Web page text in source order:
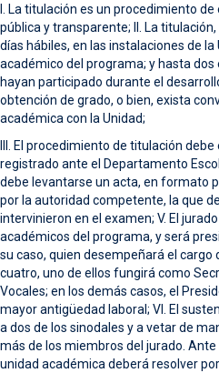
I. La titulación es un procedimiento
pública y transparente; II. La
días hábiles, en las instalaciones de
académico del programa; y hasta
hayan participado durante el
obtención de grado, o bien, exista
académica con la Unidad;
III. El procedimiento de titulación
registrado ante el Departamento
debe levantarse un acta, en formato
por la autoridad competente, la que
intervinieron en el examen; V. El
académicos del programa, y será
su caso, quien desempeñará el cargo
cuatro, uno de ellos fungirá como
Vocales; en los demás casos, el
mayor antigüedad laboral; VI. El
a dos de los sinodales y a vetar de
más de los miembros del jurado.
unidad académica deberá resolver